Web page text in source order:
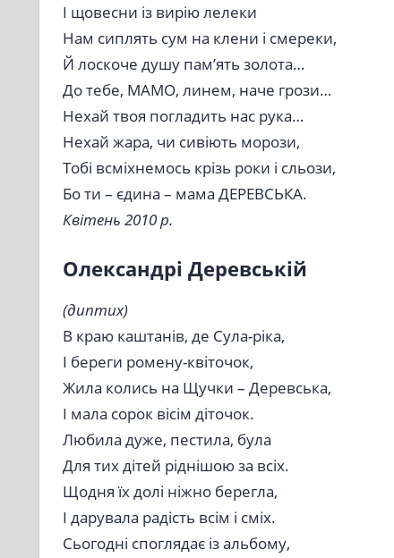
І щовесни із вирію лелеки
Нам сиплять сум на клени і смереки,
Й лоскоче душу пам’ять золота…
До тебе, МАМО, линем, наче грози…
Нехай твоя погладить нас рука…
Нехай жара, чи сивіють морози,
Тобі всміхнемось крізь роки і сльози,
Бо ти – єдина – мама ДЕРЕВСЬКА.
Квітень 2010 р.
Олександрі Деревській
(диптих)
В краю каштанів, де Сула-ріка,
І береги ромену-квіточок,
Жила колись на Щучки – Деревська,
І мала сорок вісім діточок.
Любила дуже, пестила, була
Для тих дітей ріднішою за всіх.
Щодня їх долі ніжно берегла,
І дарувала радість всім і сміх.
Сьогодні споглядає із альбому,